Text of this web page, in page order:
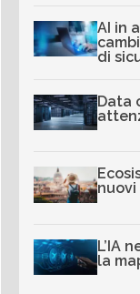
AI in
di
Data
nuovi
L’IA
la